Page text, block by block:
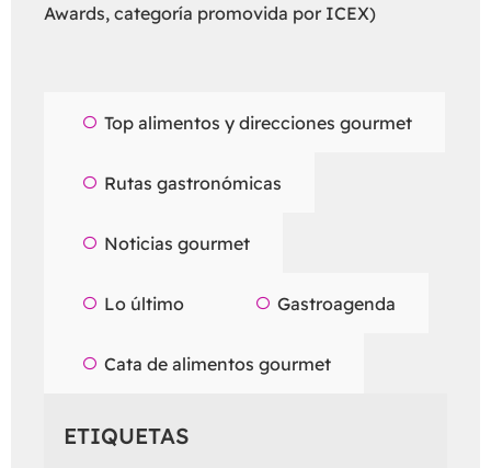
Awards, categoría promovida por ICEX)
Top alimentos y direcciones gourmet
Rutas gastronómicas
Noticias gourmet
Lo último Gastroagenda
Cata de alimentos gourmet
ETIQUETAS